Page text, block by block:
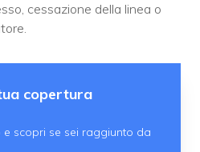
cessazione della linea o
copertura
e scopri se sei raggiunto da